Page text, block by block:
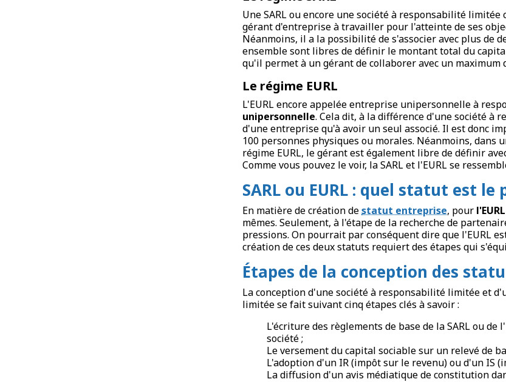
Une SARL ou encore une société à responsabilité
gérant d'entreprise à travailler pour l'atteinte de ses
Néanmoins, il a la possibilité de s'associer avec plus de
ensemble sont libres de définir le montant total du
qu'il permet à un gérant de collaborer avec un maximum
Le régime EURL
L'EURL encore appelée entreprise unipersonnelle à
unipersonnelle. Cela dit, à la différence d'une société
d'une entreprise qu'à avoir un seul associé. Il est donc
100 personnes physiques ou morales. Néanmoins,
régime EURL, le gérant est également libre de définir
Comme vous pouvez le voir, la SARL et l'EURL se
SARL ou EURL : quel statut est le
En matière de création destatut entreprise, pour
mêmes. Seulement, à l'étape de la recherche de
pressions. On pourrait par conséquent dire que l'EURL
création de ces deux statuts requiert des étapes qui
Étapes de la conception des
La conception d'une société à responsabilité limitée et
limitée se fait suivant cinq étapes clés à savoir :
L'écriture des règlements de base de la SARL ou
société ;
Le versement du capital sociable sur un relevé de
L'adoption d'un IR (impôt sur le revenu) ou d'un IS
La diffusion d'un avis médiatique de constitution